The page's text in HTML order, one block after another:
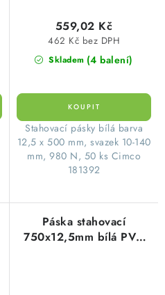
Skladem (4 balení)
462 Kč bez DPH
559,02 Kč
Stahovací pásky bílá barva
12,5 x 500 mm, svazek 10-140
mm, 980 N, 50 ks Cimco
181392
Páska stahovací
750x12,5mm bílá PVC